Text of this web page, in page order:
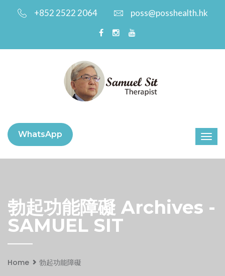
+852 2522 2064 poss@posshealth.hk
WhatsApp
勃起功能障礙 Archives -
SAMUEL SIT
Home 勃起功能障礙